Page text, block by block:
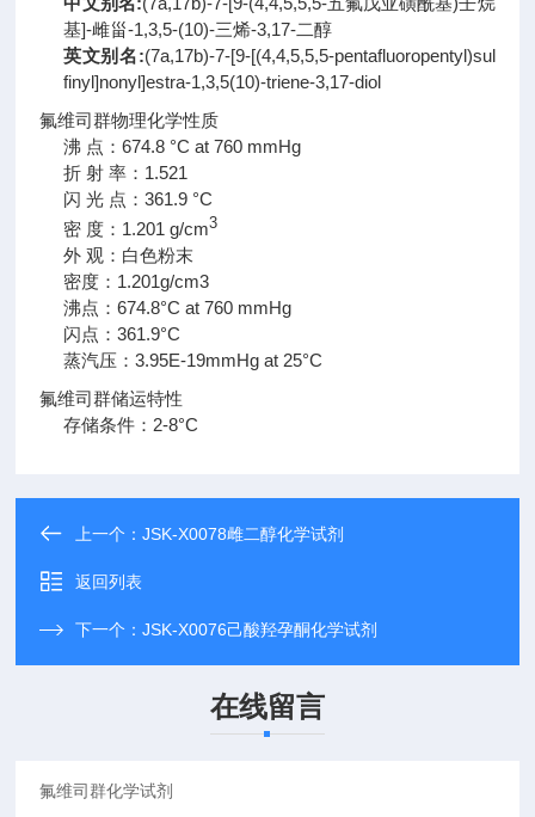
基]-雌甾-1,3,5-(10)-三烯-3,17-二醇
英文别名:(7a,17b)-7-[9-[(4,4,5,5,5-pentafluoropentyl)sul
finyl]nonyl]estra-1,3,5(10)-triene-3,17-diol
氟维司群物理化学性质
沸 点：674.8 °C at 760 mmHg
折 射 率：1.521
闪 光 点：361.9 °C
密 度：1.201 g/cm3
外 观：白色粉末
密度：1.201g/cm3
沸点：674.8°C at 760 mmHg
闪点：361.9°C
蒸汽压：3.95E-19mmHg at 25°C
氟维司群储运特性
存储条件：2-8°C
上一个：JSK-X0078雌二醇化学试剂
返回列表
下一个：JSK-X0076己酸羟孕酮化学试剂
在线留言